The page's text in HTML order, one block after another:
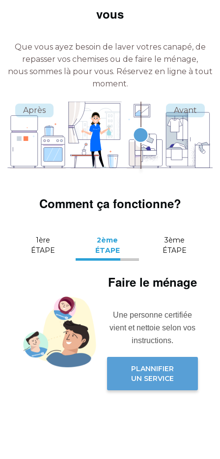
vous
Que vous ayez besoin de laver votres canapé, de
repasser vos chemises ou de faire le ménage,
nous sommes là pour vous. Réservez en ligne à tout
moment.
Comment ça fonctionne?
1ère
ÉTAPE
2ème
ÉTAPE
3ème
ÉTAPE
Faire le ménage
Une personne certifiée
vient et nettoie selon vos
instructions.
PLANNIFIER
UN SERVICE